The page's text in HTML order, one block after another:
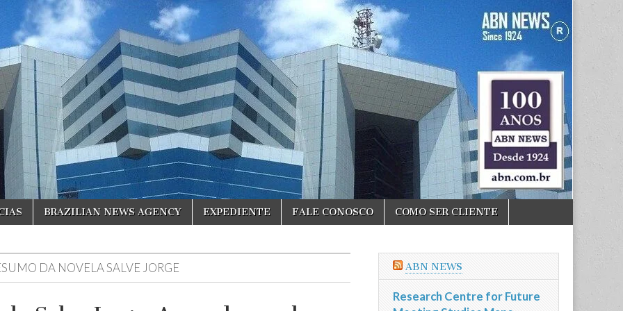
BRAZILIAN NEWS AGENCY EXPEDIENTE FALE CONOSCO COMO SER CLIENTE
DA NOVELA SALVE JORGE ABN NEWS
Research Centre for Future